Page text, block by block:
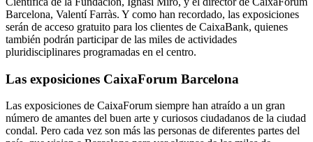
Barcelona, Valentí Farràs. Y como han recordado, las exposiciones
serán de acceso gratuito para los clientes de CaixaBank, quienes
también podrán participar de las miles de actividades
pluridisciplinares programadas en el centro.
Las exposiciones CaixaForum Barcelona
Las exposiciones de CaixaForum siempre han atraído a un gran
número de amantes del buen arte y curiosos ciudadanos de la ciudad
condal. Pero cada vez son más las personas de diferentes partes del